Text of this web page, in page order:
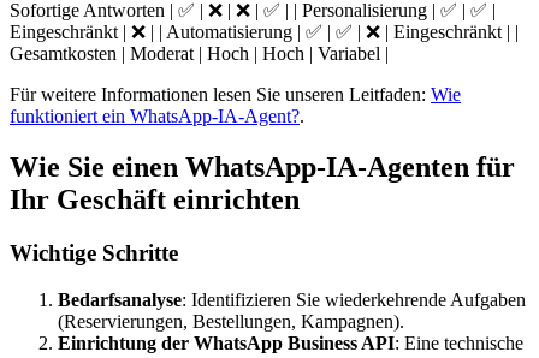
Sofortige Antworten | ✅ | ❌ | ❌ | ✅ | | Personalisierung | ✅ | ✅ |
Eingeschränkt | ❌ | | Automatisierung | ✅ | ✅ | ❌ | Eingeschränkt | |
Gesamtkosten | Moderat | Hoch | Hoch | Variabel |
Für weitere Informationen lesen Sie unseren Leitfaden: Wie
funktioniert ein WhatsApp-IA-Agent?.
Wie Sie einen WhatsApp-IA-Agenten für
Ihr Geschäft einrichten
Wichtige Schritte
Bedarfsanalyse: Identifizieren Sie wiederkehrende Aufgaben
(Reservierungen, Bestellungen, Kampagnen).
Einrichtung der WhatsApp Business API: Eine technische